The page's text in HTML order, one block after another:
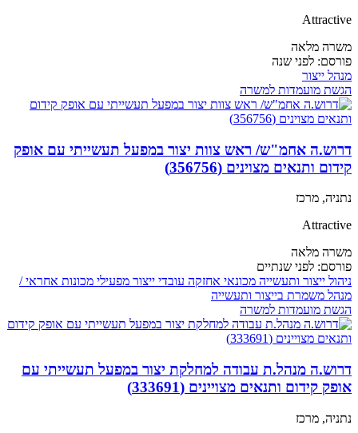
Attractive
משרה מלאה
פורסם: לפני שנה
מנהל ייצור
הגשת מועמדות למשרה
דרוש.ה אחמ"ש/ ראש צוות יצור במפעל תעשייתי עם אופק
קידום ותנאים מצוינים (356756)
נתניה, מרכז
Attractive
משרה מלאה
פורסם: לפני שנתיים
ניהול ייצור ותעשייה מכונאי אחזקה עובדי ייצור מפעילי מכונות אחראי /
מנהל משמרת בייצור ותעשייה
הגשת מועמדות למשרה
דרוש.ה מנהל.ת עבודה למחלקת יצור במפעל תעשייתי עם
אופק קידום ותנאים מצויינים (333691)
נתניה, מרכז